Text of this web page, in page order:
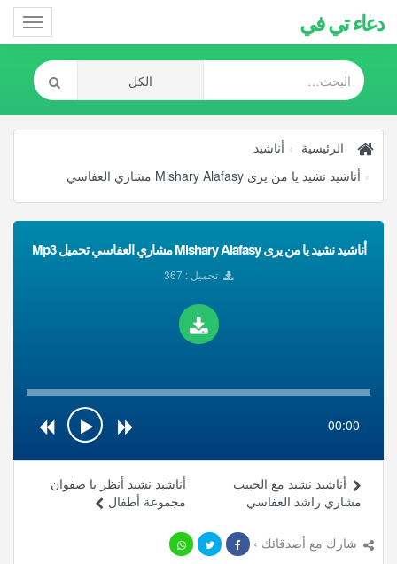
دعاء تي في
الرئيسية
أناشيد
أناشيد نشيد يا من يرى Mishary Alafasy مشاري العفاسي
أناشيد نشيد يا من يرى Mishary Alafasy مشاري العفاسي تحميل Mp3
تحميل : 367
00:00
أناشيد نشيد أنظر يا صفوان
مجموعة أطفال
أناشيد نشيد مع الحبيب
مشاري راشد العفاسي
شارك مع أصدقائك ›